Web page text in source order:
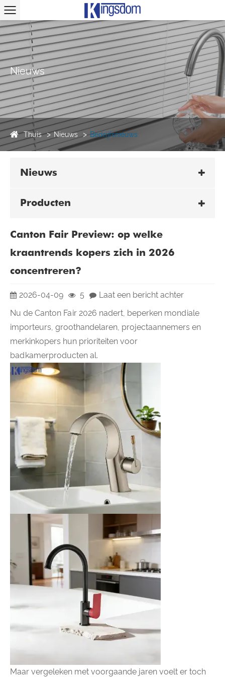
Nieuws
Thuis Nieuws Bedrijfsnieuws
Nieuws
Producten
Canton Fair Preview: op welke
kraantrends kopers zich in 2026
concentreren?
2026-04-09 5
Laat een bericht achter
Nu de Canton Fair 2026 nadert, beperken mondiale
importeurs, groothandelaren, projectaannemers en
merkinkopers hun prioriteiten voor
badkamerproducten al.
Maar vergeleken met voorgaande jaren voelt er toch